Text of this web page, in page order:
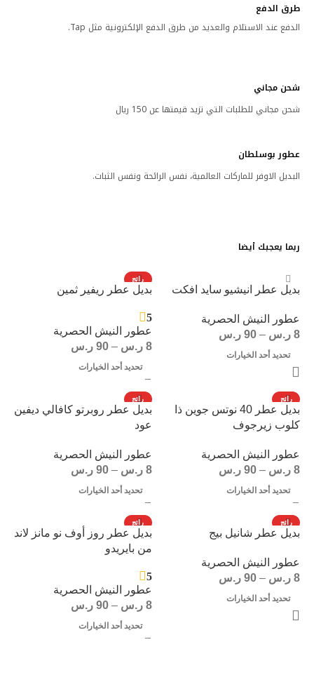
طرق الدفع
الدفع عند الاستلام والعديد من طرق الدفع الإلكترونية مثل Tap.
شحن مجاني
شحن مجاني للطلبات التي تزيد قيمتها عن 150 ريال
عطور بوسلطان
البديل الاوفر للماركات العالمية، نفس الرائحة ونفس الثبات.
ربما يعجبك أيضا
بديل عطر انيشيو سايد افكت
عطور النيش الحصرية
8 ر.س –
90 ر.س
تحديد أحد الخيارات
رائج
بديل عطر ريفير ثمين
5
عطور النيش الحصرية
8 ر.س –
90 ر.س
تحديد أحد الخيارات
رائج
بديل عطر 40 نوتس جوين ذا
كلوب زيرجوف
عطور النيش الحصرية
8 ر.س –
90 ر.س
تحديد أحد الخيارات
رائج
بديل عطر روبرتو كافالي ديفين
عود
عطور النيش الحصرية
8 ر.س –
90 ر.س
تحديد أحد الخيارات
رائج
بديل عطر شانيل بيج
عطور النيش الحصرية
8 ر.س –
90 ر.س
تحديد أحد الخيارات
رائج
بديل عطر روز أوف نو مانز لاند
من بايريدو
5
عطور النيش الحصرية
8 ر.س –
90 ر.س
تحديد أحد الخيارات